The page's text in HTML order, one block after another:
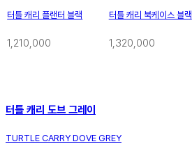
터틀 캐리 플랜터 블랙
1,210,000
터틀 캐리 북케이스 블랙
1,320,000
터틀 캐리 도브 그레이
TURTLE CARRY DOVE GREY